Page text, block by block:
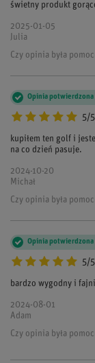
świetny produkt
2025-01-05
Julia
Czy opinia była
5/5
Opinia potwierdzona
kupiłem ten golf i
na co dzień pasuje.
2024-10-20
Michał
Czy opinia była
5/5
Opinia potwierdzona
bardzo wygodny i
2024-08-01
Adam
Czy opinia była
Opinia potwierdzona
Opinia potwierdzona